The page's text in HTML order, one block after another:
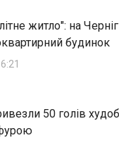
житло": на
будинок
50 голів